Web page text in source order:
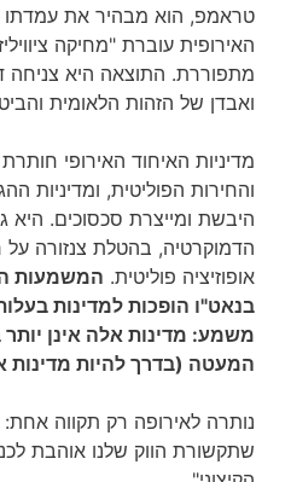
טראמפ, הוא מבהיר את עמדתו
האירופית עוברת "מחיקה
מתפוררת. התוצאה היא צניחה
ואבדן של הזהות הלאומית
מדיניות האיחוד האירופי
והחירות הפוליטית, ומדיניות
היבשת ומייצרת סכסוכים.
הדמוקרטיה, בהטלת צנזורה על
אופוזיציה פוליטית. המשמעות
בנאט"ו הופכות למדינות
משמע: מדינות אלה אינן
המעטה (בדרך להיות מדינות
נותרה לאירופה רק תקווה
שתקשורת הווק שלנו אוהבת